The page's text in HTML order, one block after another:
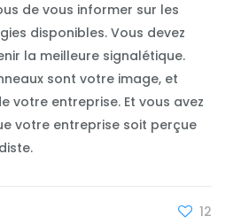
de vous informer sur les
disponibles. Vous devez
la meilleure signalétique.
sont votre image, et
votre entreprise. Et vous avez
votre entreprise soit perçue
12